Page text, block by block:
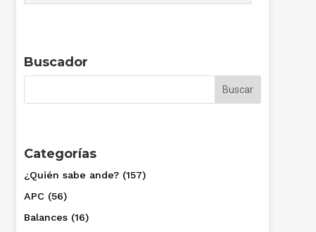
Buscador
Categorías
¿Quién sabe ande? (157)
APC (56)
Balances (16)